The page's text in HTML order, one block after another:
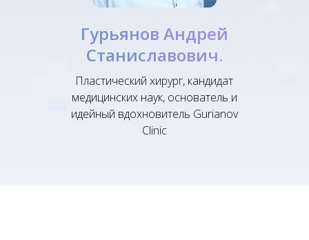
Гурьянов Андрей
Станиславович.
Пластический хирург, кандидат
медицинских наук, основатель и
идейный вдохновитель Gurianov
Clinic